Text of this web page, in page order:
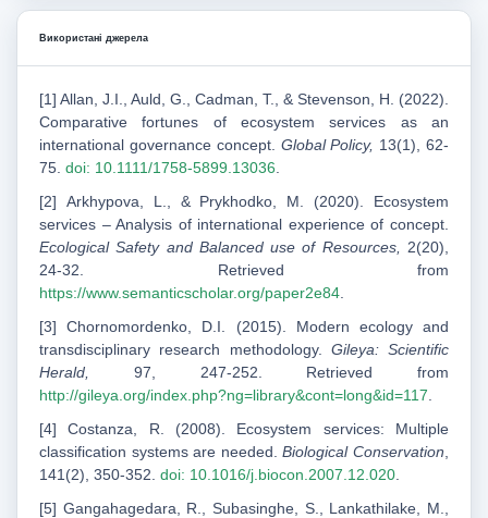
Використані джерела
[1] Allan, J.I., Auld, G., Cadman, T., & Stevenson, H. (2022).
Comparative fortunes of ecosystem services as an
international governance concept. Global Policy, 13(1), 62-
75. doi: 10.1111/1758-5899.13036
[2] Arkhypova, L., & Prykhodko, M. (2020). Ecosystem
services – Analysis of international experience of concept.
Ecological Safety and Balanced use of Resources,
2(20),
24-32. Retrieved from
https://www.semanticscholar.org/paper2e84
[3] Chornomordenko, D.І. (2015). Modern ecology and
transdisciplinary research methodology.
Gileya: Scientific
Herald, 97, 247-252. Retrieved from
http://gileya.org/index.php?ng=library&cont=long&id=117
[4] Costanza, R. (2008). Ecosystem services: Multiple
classification systems are needed.Biological Conservation
141(2), 350-352. doi: 10.1016/j.biocon.2007.12.020
[5] Gangahagedara, R., Subasinghe, S., Lankathilake, M.,